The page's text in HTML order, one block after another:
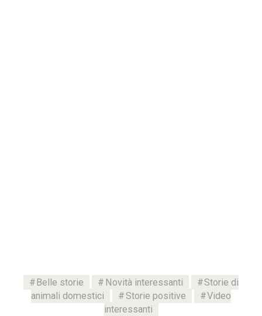
Belle storie Novità interessanti
Storie di
animali domestici
Storie positive
Video
interessanti